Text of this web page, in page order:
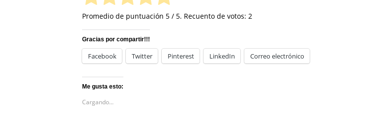
Promedio de puntuación 5 / 5. Recuento de votos: 2
Gracias por compartir!!!
Facebook Twitter Pinterest LinkedIn Correo electrónico
Me gusta esto:
Cargando...